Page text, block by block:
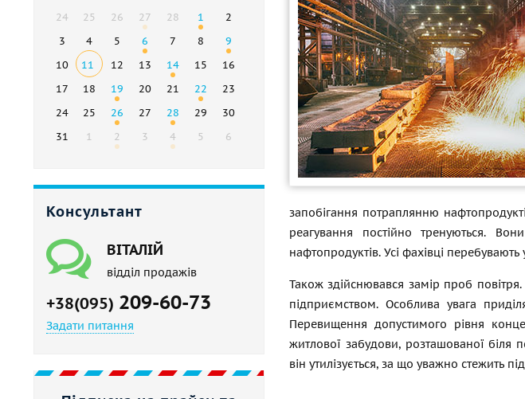
24
25 26 27 28 1
2
3
4 5 6 7 8
9
10
11 12 13 14 15
16
17
18 19 20 21 22
23
24
25 26 27 28 29
30
31
1 2 3 4 5 6
Консультант
ВІТАЛІЙ
відділ продажів
+38(095) 209-60-73
Задати питання
запобігання потраплянню
реагування постійно тренуються.
нафтопродуктів. Усі фахівці перебувають
Також здійснювався замір проб
підприємством. Особлива увага
Перевищення допустимого рівня
житлової забудови, розташованої біля
він утилізується, за що уважно стежить